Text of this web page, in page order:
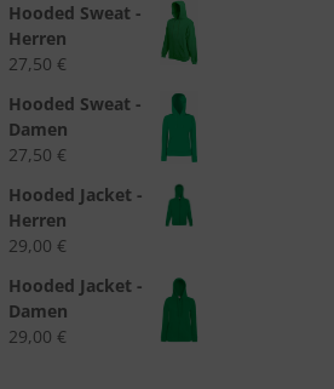
Hooded Sweat -
Herren
27,50€
Hooded Sweat -
Damen
27,50€
Hooded Jacket -
Herren
29,00€
Hooded Jacket -
Damen
29,00€